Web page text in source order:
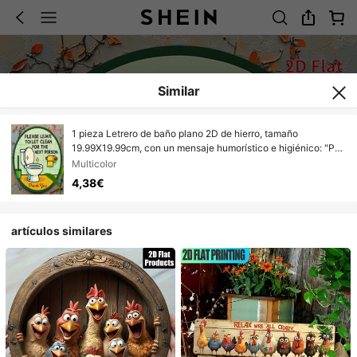
Similar
1 pieza Letrero de baño plano 2D de hierro, tamaño
19.99X19.99cm, con un mensaje humorístico e higiénico: "Por
favor, deje el inodoro limpio para los demás". Esta obra de arte
de pared de metal plano 2D es perfecta para baños públicos y
privados. Agujeros preperforados como se muestra en el
Multicolor
4,38€
artículos similares